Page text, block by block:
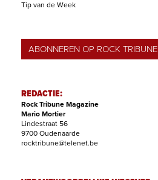
Tip van de Week
ABONNEREN OP ROCK TRIBUNE
REDACTIE:
Rock Tribune Magazine
Mario Mortier
Lindestraat 56
9700 Oudenaarde
rocktribune@telenet.be